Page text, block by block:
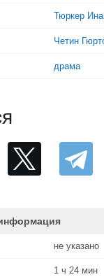
Тюркер
Четин
драма
не указано
1 ч 24 мин